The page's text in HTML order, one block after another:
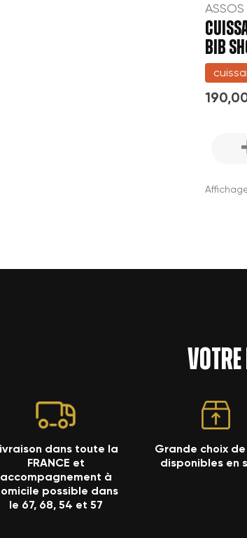
ASSOS
BIB
Votre
dans toute la
FRANCE et
accompagnement à
possible dans
le 67, 68, 54 et 57
Grande choix
disponibles en